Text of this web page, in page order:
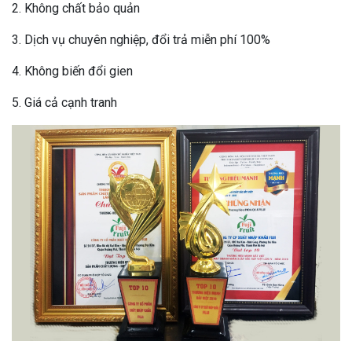
2. Không chất bảo quản
3. Dịch vụ chuyên nghiệp, đổi trả miễn phí 100%
4. Không biến đổi gien
5. Giá cả cạnh tranh